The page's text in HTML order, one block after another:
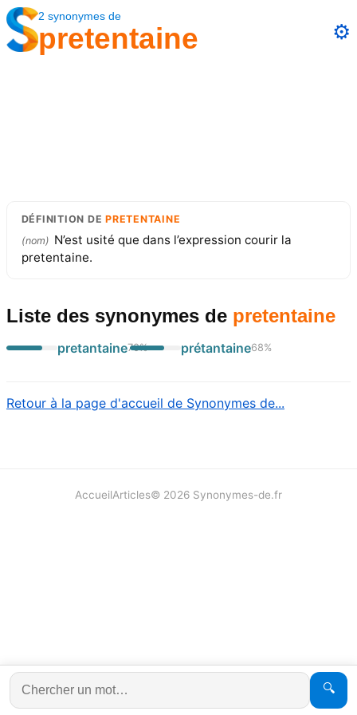
2 synonymes de
pretentaine ⚙️
DÉFINITION DEPRETENTAINE
(nom) N’est usité que dans l’expression courir la
pretentaine.
Liste des synonymes de pretentaine
pretantaine70% prétantaine68%
Retour à la page d'accueil de Synonymes de...
🔍
AccueilArticles© 2026 Synonymes-de.fr